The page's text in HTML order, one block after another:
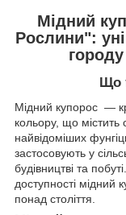
Мідний
Рослини":
Що
Мідний купорос —
кольору, що містить
найвідоміших
застосовують у
будівництві та
доступності мідний
понад століття.